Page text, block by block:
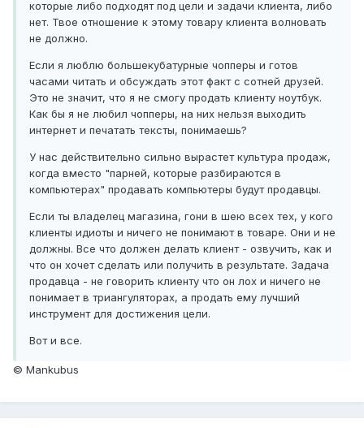
которые либо подходят под цели и задачи клиента, либо
нет. Твое отношение к этому товару клиента волновать
не должно.
Если я люблю большекубатурные чопперы и готов
часами читать и обсуждать этот факт с сотней друзей.
Это не значит, что я не смогу продать клиенту ноутбук.
Как бы я не любил чопперы, на них нельзя выходить
интернет и печатать тексты, понимаешь?
У нас действительно сильно вырастет культура продаж,
когда вместо "парней, которые разбираются в
компьютерах" продавать компьютеры будут продавцы.
Если ты владелец магазина, гони в шею всех тех, у кого
клиенты идиоты и ничего не понимают в товаре. Они и не
должны. Все что должен делать клиент - озвучить, как и
что он хочет сделать или получить в результате. Задача
продавца - не говорить клиенту что он лох и ничего не
понимает в триангуляторах, а продать ему лучший
инструмент для достижения цели.
Вот и все.
© Mankubus